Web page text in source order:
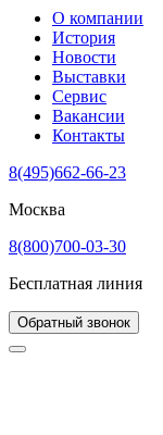
О компании
История
Новости
Выставки
Сервис
Вакансии
Контакты
8(495)662-66-23
Москва
8(800)700-03-30
Бесплатная линия
Обратный звонок